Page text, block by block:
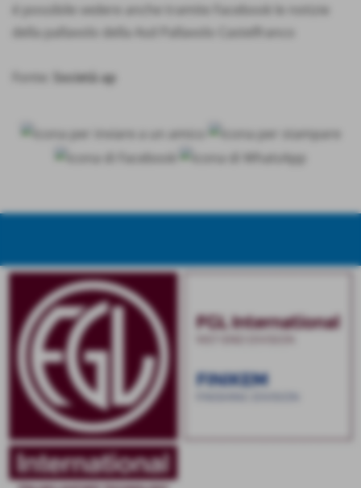
é possibile vedere anche tramite Facebook le notizie
della pallavolo della Asd Pallavolo Castelfranco
Fonte: Società ap